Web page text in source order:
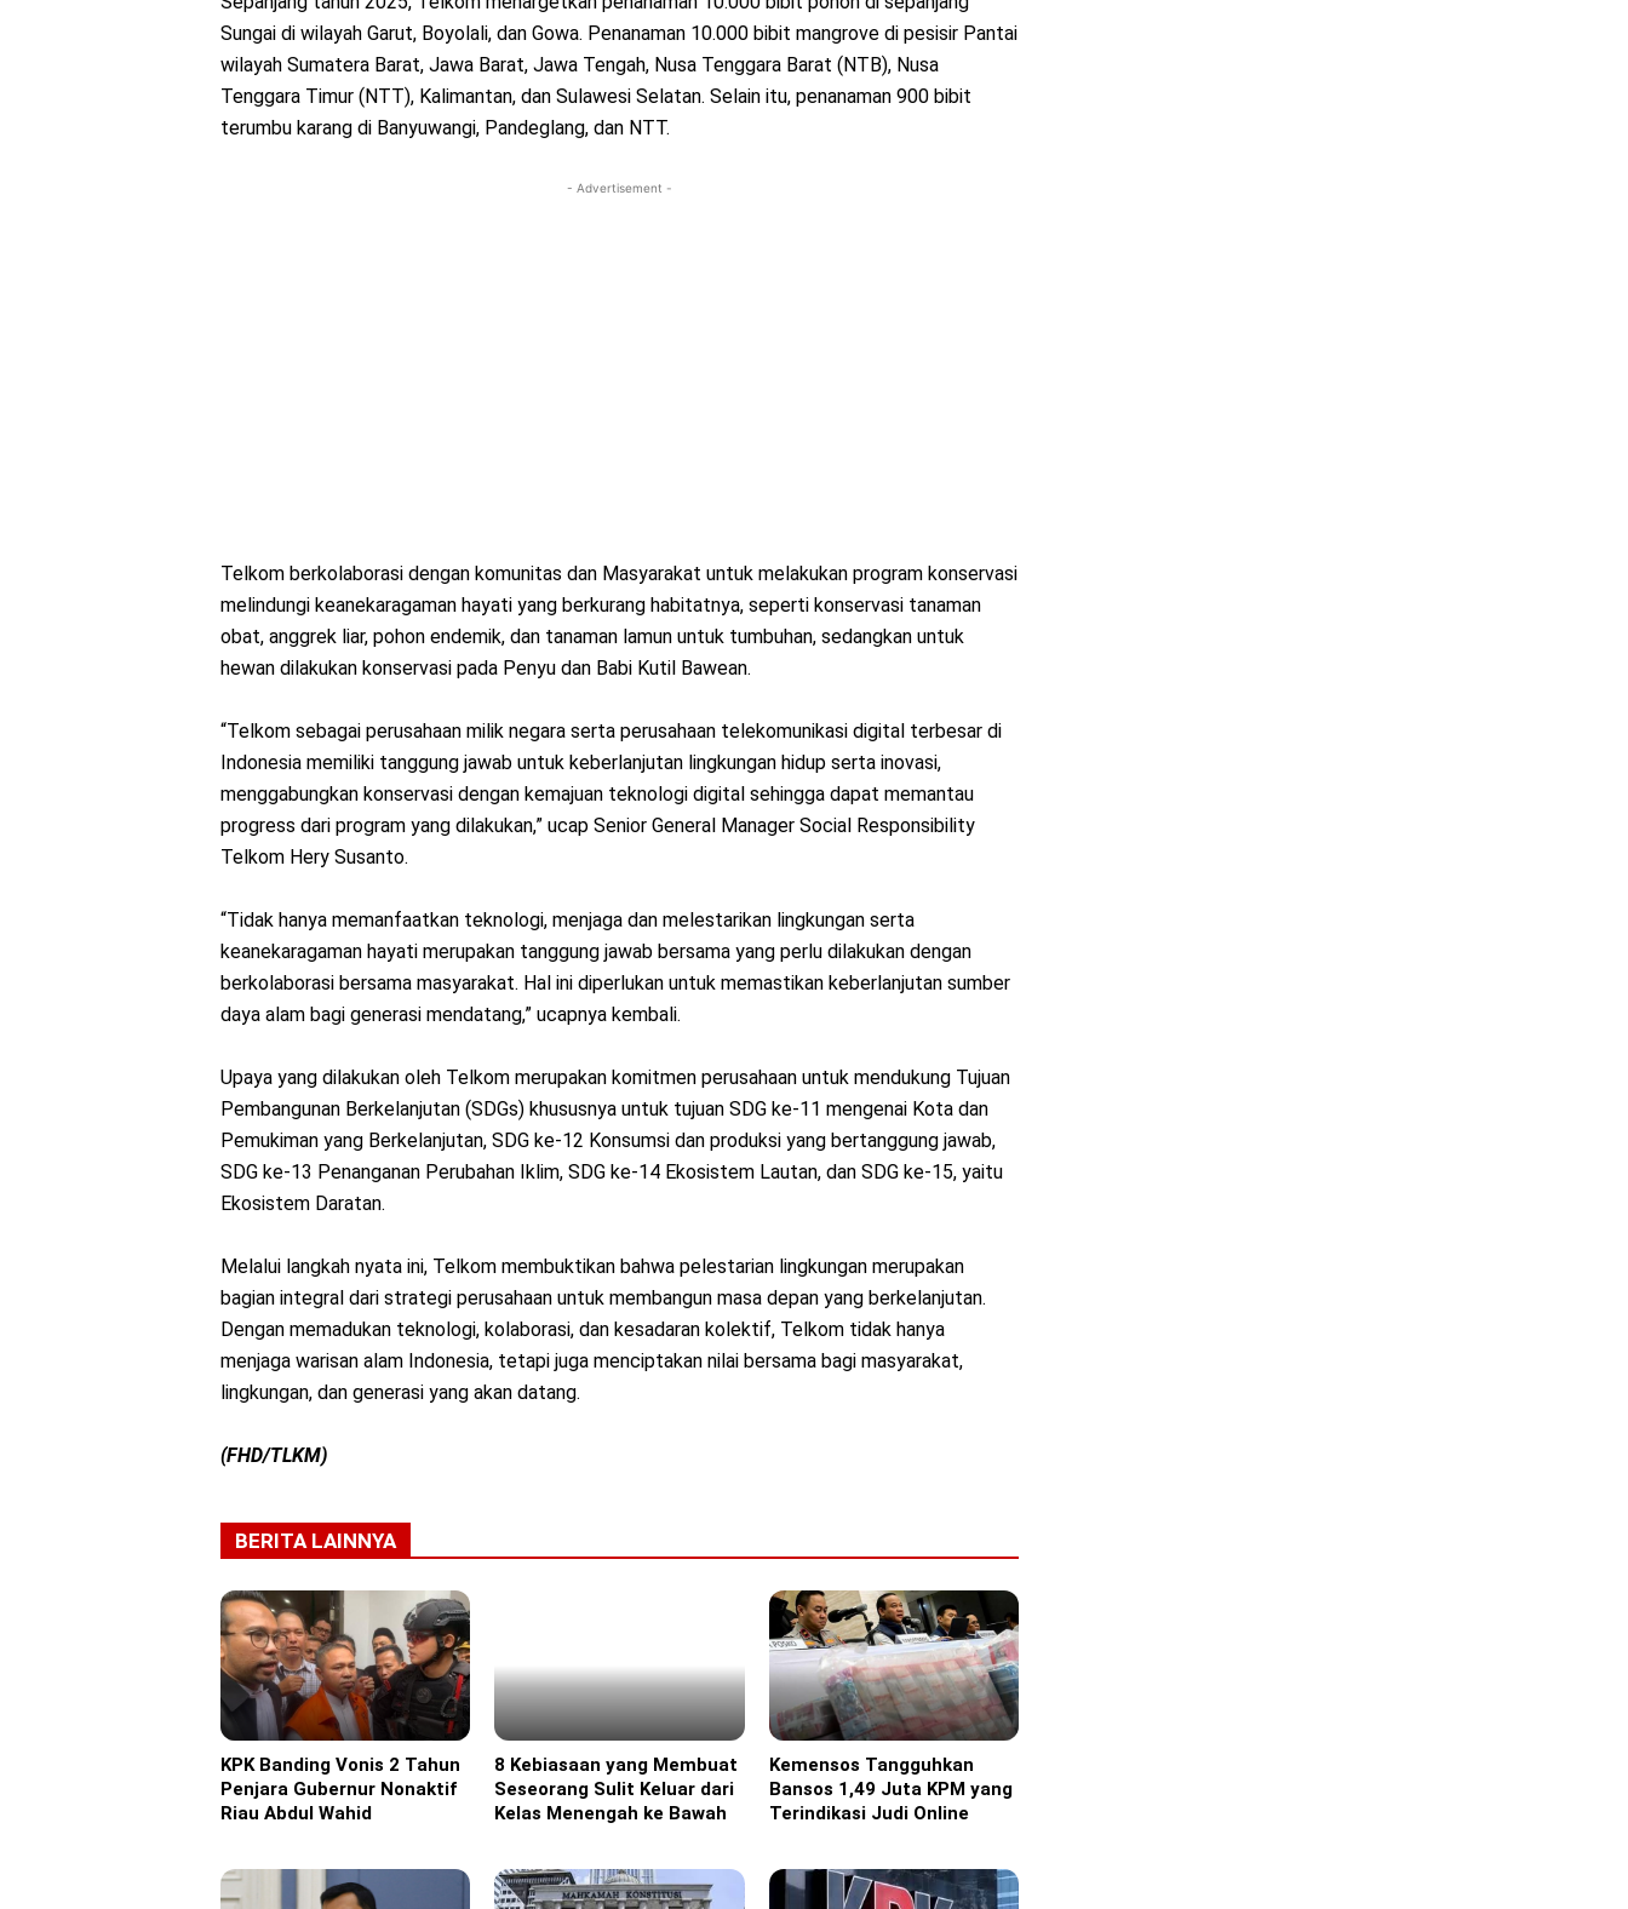
Sungai di wilayah Garut, Boyolali, dan Gowa. Penanaman 10.000 bibit mangrove di pesisir Pantai
wilayah Sumatera Barat, Jawa Barat, Jawa Tengah, Nusa Tenggara Barat (NTB), Nusa
Tenggara Timur (NTT), Kalimantan, dan Sulawesi Selatan. Selain itu, penanaman 900 bibit
terumbu karang di Banyuwangi, Pandeglang, dan NTT.
- Advertisement -
Telkom berkolaborasi dengan komunitas dan Masyarakat untuk melakukan program konservasi
melindungi keanekaragaman hayati yang berkurang habitatnya, seperti konservasi tanaman
obat, anggrek liar, pohon endemik, dan tanaman lamun untuk tumbuhan, sedangkan untuk
hewan dilakukan konservasi pada Penyu dan Babi Kutil Bawean.
“Telkom sebagai perusahaan milik negara serta perusahaan telekomunikasi digital terbesar di
Indonesia memiliki tanggung jawab untuk keberlanjutan lingkungan hidup serta inovasi,
menggabungkan konservasi dengan kemajuan teknologi digital sehingga dapat memantau
progress dari program yang dilakukan,” ucap Senior General Manager Social Responsibility
Telkom Hery Susanto.
“Tidak hanya memanfaatkan teknologi, menjaga dan melestarikan lingkungan serta
keanekaragaman hayati merupakan tanggung jawab bersama yang perlu dilakukan dengan
berkolaborasi bersama masyarakat. Hal ini diperlukan untuk memastikan keberlanjutan sumber
daya alam bagi generasi mendatang,” ucapnya kembali.
Upaya yang dilakukan oleh Telkom merupakan komitmen perusahaan untuk mendukung Tujuan
Pembangunan Berkelanjutan (SDGs) khususnya untuk tujuan SDG ke-11 mengenai Kota dan
Pemukiman yang Berkelanjutan, SDG ke-12 Konsumsi dan produksi yang bertanggung jawab,
SDG ke-13 Penanganan Perubahan Iklim, SDG ke-14 Ekosistem Lautan, dan SDG ke-15, yaitu
Ekosistem Daratan.
Melalui langkah nyata ini, Telkom membuktikan bahwa pelestarian lingkungan merupakan
bagian integral dari strategi perusahaan untuk membangun masa depan yang berkelanjutan.
Dengan memadukan teknologi, kolaborasi, dan kesadaran kolektif, Telkom tidak hanya
menjaga warisan alam Indonesia, tetapi juga menciptakan nilai bersama bagi masyarakat,
lingkungan, dan generasi yang akan datang.
(FHD/TLKM)
BERITA LAINNYA
Headline
KPK Banding Vonis 2 Tahun
Penjara Gubernur Nonaktif
Riau Abdul Wahid
Headline
8 Kebiasaan yang Membuat
Seseorang Sulit Keluar dari
Kelas Menengah ke Bawah
Headline
Kemensos Tangguhkan
Bansos 1,49 Juta KPM yang
Terindikasi Judi Online